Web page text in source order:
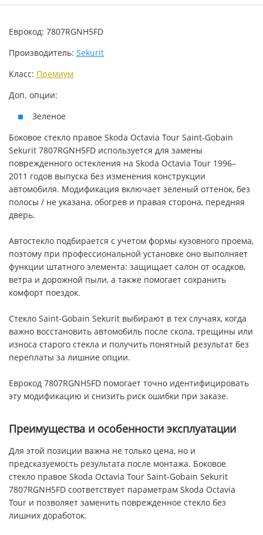
Еврокод: 7807RGNH5FD
Производитель: Sekurit
Класс: Премиум
Доп. опции:
Зеленое
Боковое стекло правое Skoda Octavia Tour Saint-Gobain
Sekurit 7807RGNH5FD используется для замены
поврежденного остекления на Skoda Octavia Tour 1996–
2011 годов выпуска без изменения конструкции
автомобиля. Модификация включает зеленый оттенок, без
полосы / не указана, обогрев и правая сторона, передняя
дверь.
Автостекло подбирается с учетом формы кузовного проема,
поэтому при профессиональной установке оно выполняет
функции штатного элемента: защищает салон от осадков,
ветра и дорожной пыли, а также помогает сохранить
комфорт поездок.
Стекло Saint-Gobain Sekurit выбирают в тех случаях, когда
важно восстановить автомобиль после скола, трещины или
износа старого стекла и получить понятный результат без
переплаты за лишние опции.
Еврокод 7807RGNH5FD помогает точно идентифицировать
эту модификацию и снизить риск ошибки при заказе.
Преимущества и особенности эксплуатации
Для этой позиции важна не только цена, но и
предсказуемость результата после монтажа. Боковое
стекло правое Skoda Octavia Tour Saint-Gobain Sekurit
7807RGNH5FD соответствует параметрам Skoda Octavia
Tour и позволяет заменить поврежденное стекло без
лишних доработок.